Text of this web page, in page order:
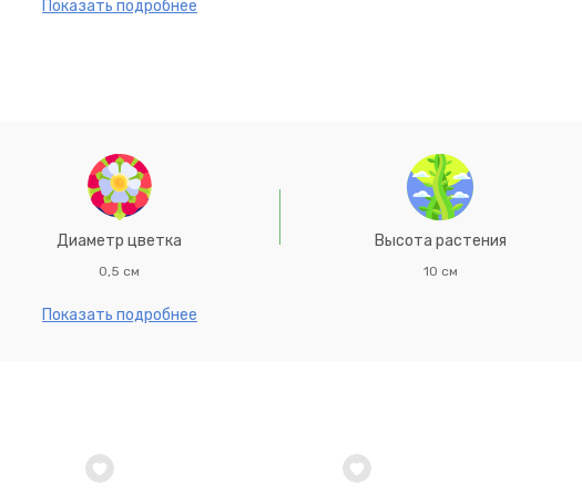
Показать подробнее
Диаметр цветка
0,5 см
Высота растения
10 см
Показать подробнее